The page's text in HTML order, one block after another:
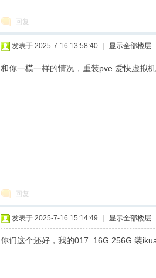
回复
发表于 2025-7-16 13:58:40 显示全部楼层
和你一模一样的情况，重装pve 爱快虚拟
回复
发表于 2025-7-16 15:14:49 显示全部楼层
你们这个还好，我的017 16G 256G 装